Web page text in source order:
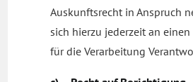
Auskunftsrecht in Anspruch
sich hierzu jederzeit an
für die Verarbeitung